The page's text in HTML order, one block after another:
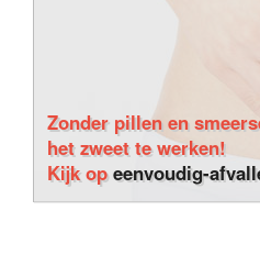
Zonder pillen en
het zweet te werken!
Kijk opeenvoudig-